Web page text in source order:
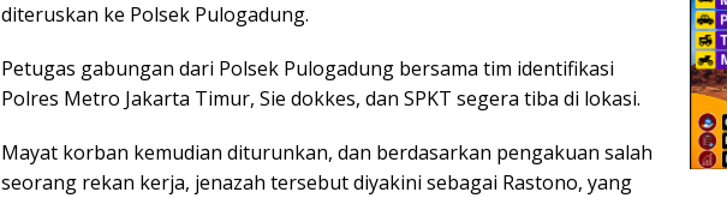
diteruskan ke Polsek Pulogadung.
Petugas gabungan dari Polsek Pulogadung bersama tim identifikasi
Polres Metro Jakarta Timur, Sie dokkes, dan SPKT segera tiba di lokasi.
Mayat korban kemudian diturunkan, dan berdasarkan pengakuan salah
seorang rekan kerja, jenazah tersebut diyakini sebagai Rastono, yang